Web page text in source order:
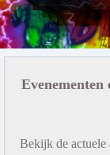
Evenementen
Bekijk de actuele